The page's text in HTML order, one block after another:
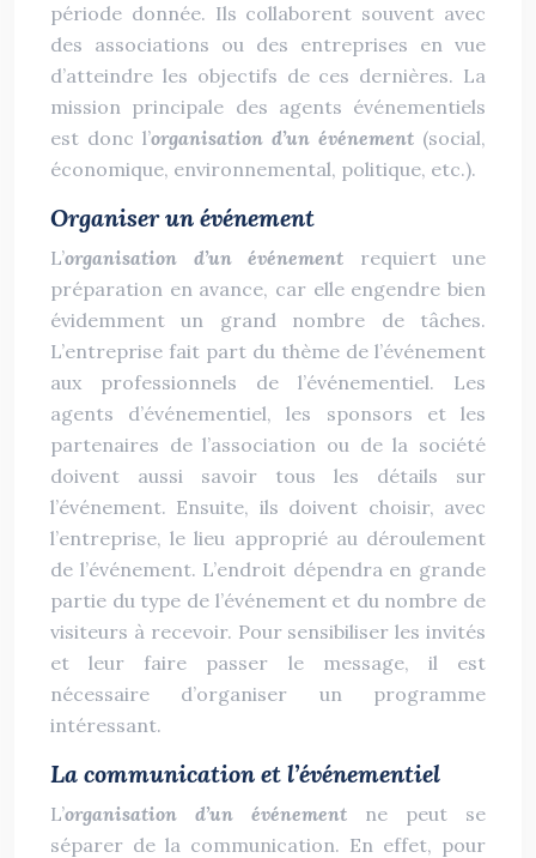
période donnée. Ils collaborent souvent avec
des associations ou des entreprises en vue
d’atteindre les objectifs de ces dernières. La
mission principale des agents événementiels
est donc l’organisation d’un événement (social,
économique, environnemental, politique, etc.).
Organiser un événement
L’organisation d’un événement requiert une
préparation en avance, car elle engendre bien
évidemment un grand nombre de tâches.
L’entreprise fait part du thème de l’événement
aux professionnels de l’événementiel. Les
agents d’événementiel, les sponsors et les
partenaires de l’association ou de la société
doivent aussi savoir tous les détails sur
l’événement. Ensuite, ils doivent choisir, avec
l’entreprise, le lieu approprié au déroulement
de l’événement. L’endroit dépendra en grande
partie du type de l’événement et du nombre de
visiteurs à recevoir. Pour sensibiliser les invités
et leur faire passer le message, il est
nécessaire d’organiser un programme
intéressant.
La communication et l’événementiel
L’organisation d’un événement ne peut se
séparer de la communication. En effet, pour